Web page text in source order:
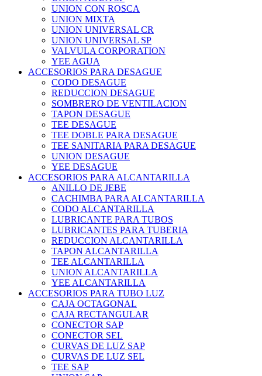
UNION CON ROSCA
UNION MIXTA
UNION UNIVERSAL CR
UNION UNIVERSAL SP
VALVULA CORPORATION
YEE AGUA
ACCESORIOS PARA DESAGUE
CODO DESAGUE
REDUCCION DESAGUE
SOMBRERO DE VENTILACION
TAPON DESAGUE
TEE DESAGUE
TEE DOBLE PARA DESAGUE
TEE SANITARIA PARA DESAGUE
UNION DESAGUE
YEE DESAGUE
ACCESORIOS PARA ALCANTARILLA
ANILLO DE JEBE
CACHIMBA PARA ALCANTARILLA
CODO ALCANTARILLA
LUBRICANTE PARA TUBOS
LUBRICANTES PARA TUBERIA
REDUCCION ALCANTARILLA
TAPON ALCANTARILLA
TEE ALCANTARILLA
UNION ALCANTARILLA
YEE ALCANTARILLA
ACCESORIOS PARA TUBO LUZ
CAJA OCTAGONAL
CAJA RECTANGULAR
CONECTOR SAP
CONECTOR SEL
CURVAS DE LUZ SAP
CURVAS DE LUZ SEL
TEE SAP